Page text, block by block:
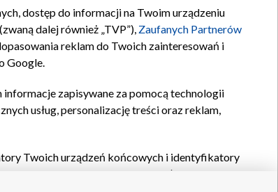
Kontakt
dostęp do informacji na Twoim urządzeniu
dalej również „TVP”), Zaufanych Partnerów
reklam do Twoich zainteresowań i
Google.
informacje zapisywane za pomocą technologii
usług, personalizację treści oraz reklam,
Twoich urządzeń końcowych i identyfikatory
oraz pozostałych